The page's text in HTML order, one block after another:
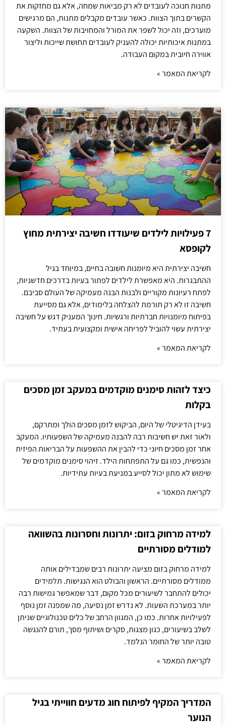
מתנות חנוכה לעובדים לא רק מביאות שמחה, אלא גם מחזקות את
הקשרים בתוך הצוות. כאשר עובדים מקבלים מתנות, הם מרגישים
מוערכים, וזה יכול לשפר את המורל והמחויבות של הצוות. השקעה
במתנות איכותיות יכולה להעניק לעובדים תחושת שייכות וליצור
אווירה חיובית במקום העבודה.
לקריאת המאמר »
7 פעילויות לילדים שיעודדו חשיבה יצירתית מחוץ
לקופסא
חשיבה יצירתית היא מיומנות חשובה בחיים, במיוחד בגיל
ההתבגרות. היא מאפשרת לילדים לפתור בעיות בדרכים חדשניות,
לפתח רעיונות מקוריים ולבנות הבנה מעמיקה של העולם סביבם.
חשיבה זו לא רק תורמת להצלחה בלימודים, אלא גם מסייעת
בפיתוח מיומנויות חברתיות ורגשיות. חינוך המעניק דגש על חשיבה
יצירתית עשוי להוביל לפריחה אישית ומקצועית בעתיד.
לקריאת המאמר »
כיצד לזהות סימנים מוקדמים במעקב זמן מסכים
בקלות
בעידן הדיגיטלי של היום, הביקוש לזמן מסכים הולך ומתרקם,
ולאור זאת יש חשיבות רבה להבנה מעמיקה של השפעותיו. המעקב
אחר זמן מסכים חיוני כדי להבין את ההשפעות על הבריאות הפיזית
והנפשית, כמו גם על התפתחות הילד. זיהוי סימנים מוקדמים של
שימוש לא מתון יכול לסייע במניעת בעיות עתידיות.
לקריאת המאמר »
למידה מרחוק בזום: יתרונות וחסרונות בהשוואה
למודלים מסורתיים
למידה מרחוק בזום מציעה יתרונות רבים שמבדילים אותה
ממודלים מסורתיים. הראשון והבולט הוא הנגישות. תלמידים
יכולים להתחבר לשיעורים מכל מקום, דבר שמאפשר גמישות רבה
יותר במערכת השעות. לא נדרש זמן נסיעה, מה שמפנה זמן נוסף
לפעילויות אחרות. כמו כן, המגוון הרחב של כלים טכנולוגיים שניתן
לשלב בשיעורים, כגון מצגות, סקרים ושיתוף מסך, תורם להנגשה
טובה יותר של החומר הנלמד.
לקריאת המאמר »
המדריך המקיף לפיתוח חוג מדעים חווייתי בגיל
הנוער